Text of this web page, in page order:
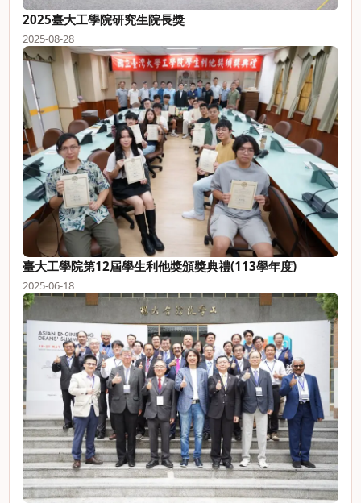
2025臺大工學院研究生院長獎
2025-08-28
臺大工學院第12屆學生利他獎頒獎典禮(113學年度)
2025-06-18